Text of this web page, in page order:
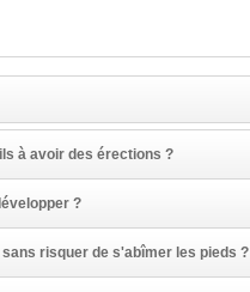
à avoir des érections ?
?
risquer de s'abîmer les pieds ?